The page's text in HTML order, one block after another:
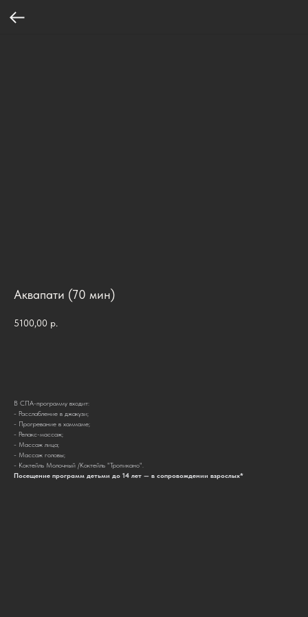
Аквапати (70 мин)
5100,00 р.
В СПА-программу входит:
- Расслабление в джакузи;
- Прогревание в хаммаме;
- Релакс-массаж;
- Массаж лица;
- Массаж головы;
- Коктейль Молочный /Коктейль "Тропикано".
Посещение программ детьми до 14 лет — в сопровождении взрослых*